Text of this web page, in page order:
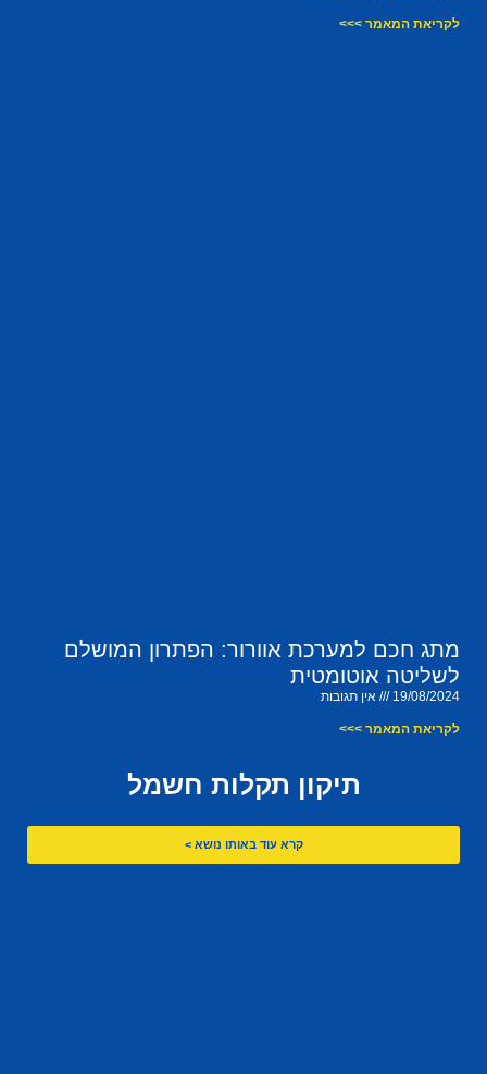
לקריאת המאמר >>>
מתג חכם למערכת אוורור: הפתרון המושלם
לשליטה אוטומטית
19/08/2024 אין תגובות
לקריאת המאמר >>>
תיקון תקלות חשמל
קרא עוד באותו נושא >